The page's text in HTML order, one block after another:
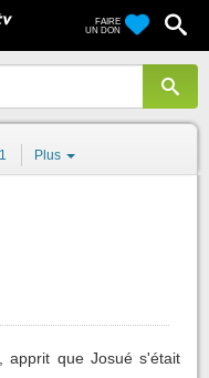
FAIRE
UN DON
Plus
apprit que Josué s'était